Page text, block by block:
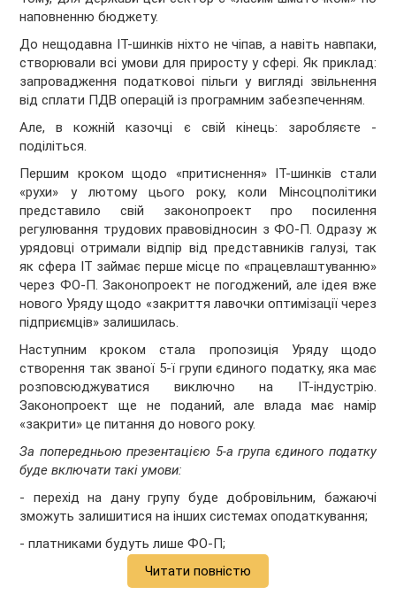
наповненню бюджету.
До нещодавна ІТ-шинків ніхто не чіпав, а навіть навпаки,
створювали всі умови для приросту у сфері. Як приклад:
запровадження податковоі пільги у вигляді звільнення
від сплати ПДВ операцій із програмним забезпеченням.
Але, в кожній казочці є свій кінець: заробляєте -
поділіться.
Першим кроком щодо «притиснення» ІТ-шинків стали
«рухи» у лютому цього року, коли Мінсоцполітики
представило свій законопроект про посилення
регулювання трудових правовідносин з ФО-П. Одразу ж
урядовці отримали відпір від представників галузі, так
як сфера ІТ займає перше місце по «працевлаштуванню»
через ФО-П. Законопроект не погоджений, але ідея вже
нового Уряду щодо «закриття лавочки оптимізації через
підприємців» залишилась.
Наступним кроком стала пропозиція Уряду щодо
створення так званої 5-ї групи єдиного податку, яка має
розповсюджуватися виключно на ІТ-індустрію.
Законопроект ще не поданий, але влада має намір
«закрити» це питання до нового року.
За попередньою презентацією 5-а група єдиного податку
буде включати такі умови:
- перехід на дану групу буде добровільним, бажаючі
зможуть залишитися на інших системах оподаткування;
- платниками будуть лише ФО-П;
Читати повністю